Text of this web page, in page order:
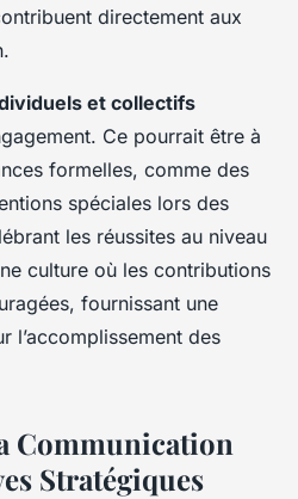
directement aux
et collectifs
Ce pourrait être à
formelles, comme des
spéciales lors des
les réussites au niveau
culture où les contributions
fournissant une
l’accomplissement des
Communication
Stratégiques